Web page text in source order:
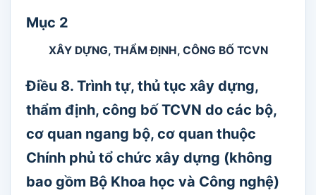
Mục 2
XÂY DỰNG, THẨM ĐỊNH, CÔNG BỐ TCVN
Điều 8. Trình tự, thủ tục xây dựng,
thẩm định, công bố TCVN do các bộ,
cơ quan ngang bộ, cơ quan thuộc
Chính phủ tổ chức xây dựng (không
bao gồm Bộ Khoa học và Công nghệ)